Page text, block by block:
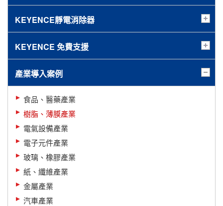
KEYENCE靜電消除器
KEYENCE 免費支援
產業導入案例
食品、醫藥產業
樹脂、薄膜產業
電氣設備產業
電子元件產業
玻璃、橡膠產業
紙、纖維產業
金屬產業
汽車產業